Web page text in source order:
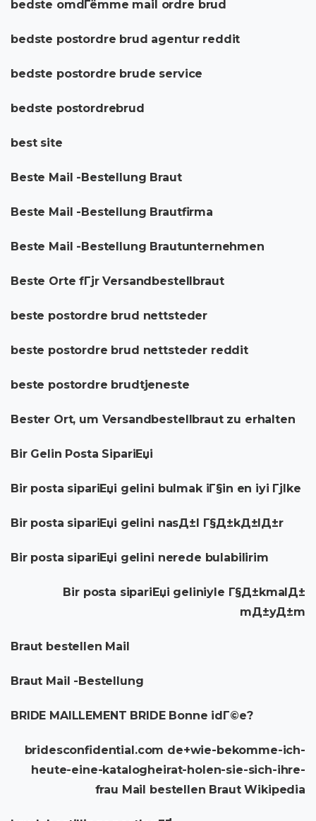
bedste omdГёmme mail ordre brud
bedste postordre brud agentur reddit
bedste postordre brude service
bedste postordrebrud
best site
Beste Mail -Bestellung Braut
Beste Mail -Bestellung Brautfirma
Beste Mail -Bestellung Brautunternehmen
Beste Orte fГјr Versandbestellbraut
beste postordre brud nettsteder
beste postordre brud nettsteder reddit
beste postordre brudtjeneste
Bester Ort, um Versandbestellbraut zu erhalten
Bir Gelin Posta SipariЕџi
Bir posta sipariЕџi gelini bulmak iГ§in en iyi Гјlke
Bir posta sipariЕџi gelini nasД±l Г§Д±kД±lД±r
Bir posta sipariЕџi gelini nerede bulabilirim
Bir posta sipariЕџi geliniyle Г§Д±kmalД±
mД±yД±m
Braut bestellen Mail
Braut Mail -Bestellung
BRIDE MAILLEMENT BRIDE Bonne idГ©e?
bridesconfidential.com de+wie-bekomme-ich-
heute-eine-katalogheirat-holen-sie-sich-ihre-
frau Mail bestellen Braut Wikipedia